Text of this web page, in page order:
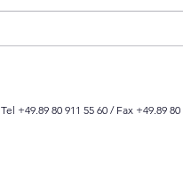
Tel +49.89 80 911 55 60 / Fax +49.89